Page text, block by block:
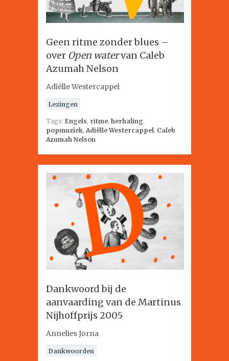
Geen ritme zonder blues –
over Open watervan Caleb
Azumah Nelson
Adiëlle Westercappel
Lezingen
Tags: Engels, ritme, herhaling,
popmuziek, Adiëlle Westercappel, Caleb
Azumah Nelson
Dankwoord bij de
aanvaarding van de Martinus
Nijhoffprijs 2005
Annelies Jorna
Dankwoorden